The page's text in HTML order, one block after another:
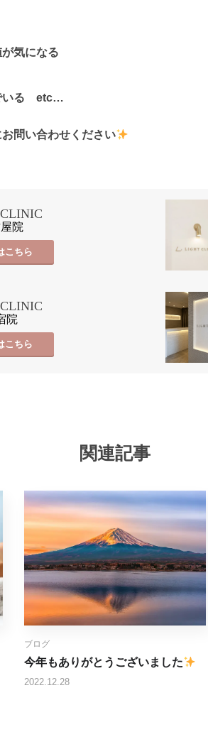
気になる
いる etc…
問い合わせください
院
こちら
院
こちら
関連記事
ブログ
今年もありがとうございました
2022.12.28